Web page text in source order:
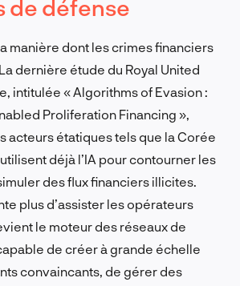
de défense
manière dont les crimes financiers
dernière étude du Royal United
intitulée « Algorithms of Evasion :
Proliferation Financing »,
acteurs étatiques tels que la Corée
déjà l’IA pour contourner les
des flux financiers illicites.
plus d’assister les opérateurs
le moteur des réseaux de
de créer à grande échelle
convaincants, de gérer des